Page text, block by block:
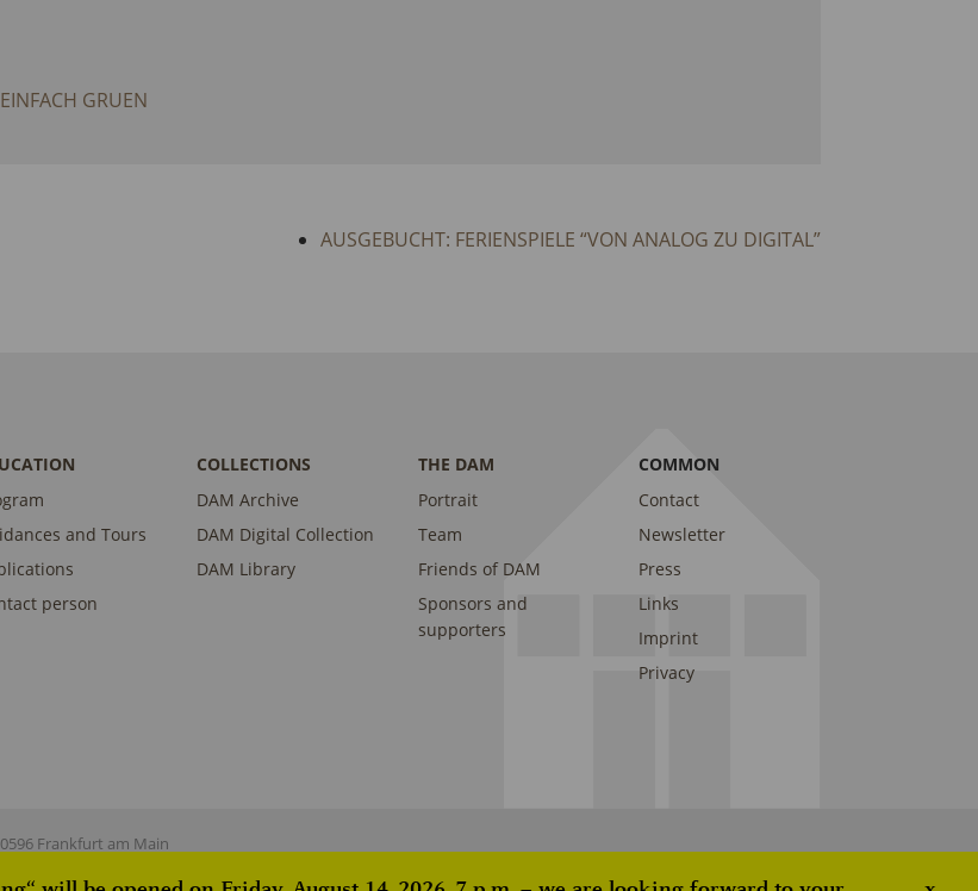
GRUEN
AUSGEBUCHT: FERIENSPIELE “VON ANALOG ZU DIGITAL”
and Tours
person
COLLECTIONS
DAM Archive
DAM Digital Collection
DAM Library
THE DAM
Portrait
Team
Friends of DAM
Sponsors and
supporters
COMMON
Contact
Newsletter
Press
Links
Imprint
Privacy
Frankfurt am Main